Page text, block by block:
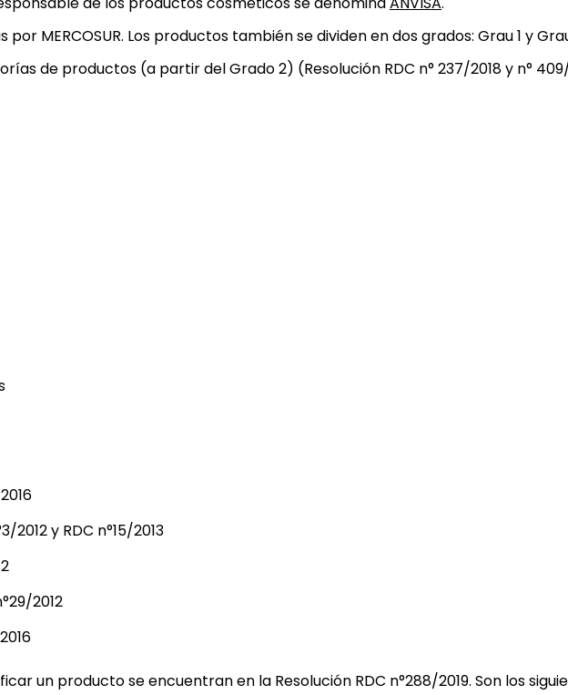
MERCOSUR. Los productos también se dividen en dos grados: Grau 1 y
de productos (a partir del Grado 2) (Resolución RDC n° 237/2018 y n°
2012 y RDC n°15/2013
2012
un producto se encuentran en la Resolución RDC n°288/2019. Son los